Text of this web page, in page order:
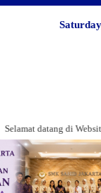
Selamat datang di